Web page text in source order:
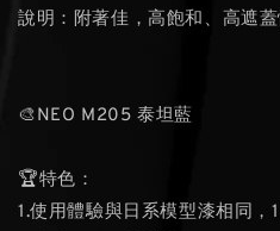
說明：附著佳，高飽和、高遮
🎨NEO M205 泰坦藍
🏆特色：
1.使用體驗與日系模型漆相同，